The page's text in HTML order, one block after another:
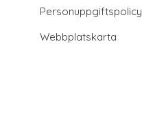
Personuppgiftspolicy
Webbplatskarta